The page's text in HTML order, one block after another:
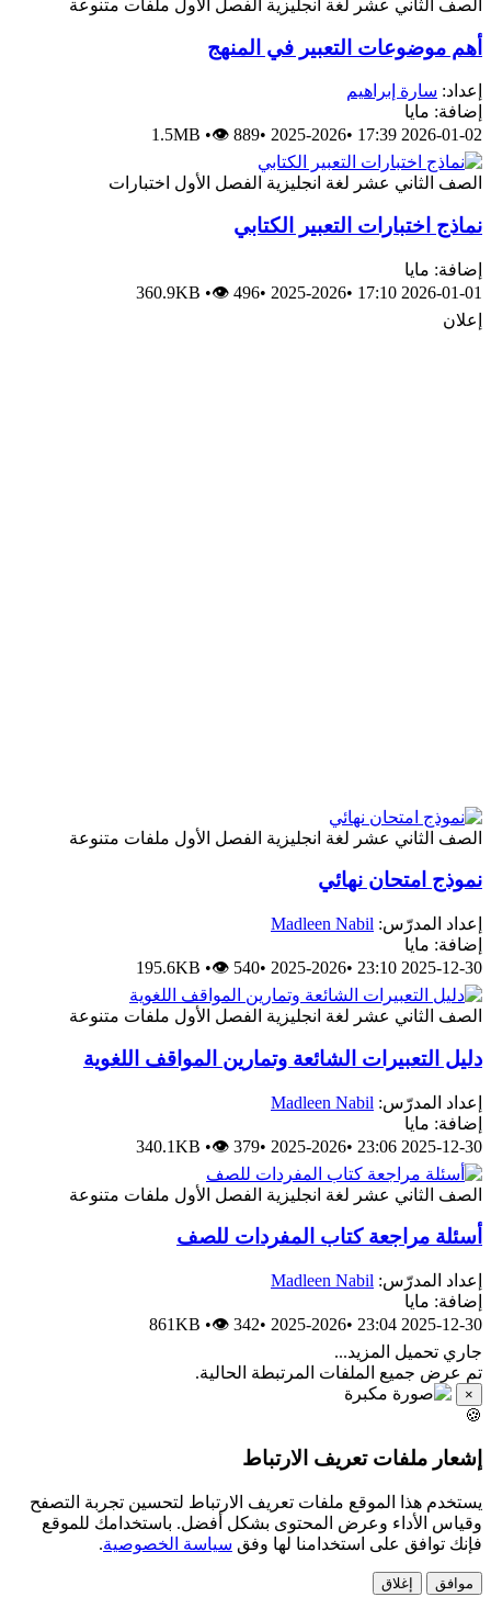
الصف الثاني عشر لغة انجليزية الفصل الأول ملفات متنوعة
أهم موضوعات التعبير في المنهج
إعداد: سارة إبراهيم
إضافة: مايا
2026-01-02 17:39
•
2025-2026
•
1.5MB •👁 889
الصف الثاني عشر لغة انجليزية الفصل الأول اختبارات
نماذج اختبارات التعبير الكتابي
إضافة: مايا
2026-01-01 17:10
•
2025-2026
•
360.9KB •👁 496
إعلان
الصف الثاني عشر لغة انجليزية الفصل الأول ملفات متنوعة
نموذج امتحان نهائي
إعداد المدرّس: Madleen Nabil
إضافة: مايا
2025-12-30 23:10
•
2025-2026
•
195.6KB •👁 540
الصف الثاني عشر لغة انجليزية الفصل الأول ملفات متنوعة
دليل التعبيرات الشائعة وتمارين المواقف اللغوية
إعداد المدرّس: Madleen Nabil
إضافة: مايا
2025-12-30 23:06
•
2025-2026
•
340.1KB •👁 379
الصف الثاني عشر لغة انجليزية الفصل الأول ملفات متنوعة
أسئلة مراجعة كتاب المفردات للصف
إعداد المدرّس: Madleen Nabil
إضافة: مايا
2025-12-30 23:04
•
2025-2026
•
861KB •👁 342
جاري تحميل المزيد...
تم عرض جميع الملفات المرتبطة الحالية.
×
🍪
إشعار ملفات تعريف الارتباط
يستخدم هذا الموقع ملفات تعريف الارتباط لتحسين تجربة التصفح
وقياس الأداء وعرض المحتوى بشكل أفضل. باستخدامك للموقع
فإنك توافق على استخدامنا لها وفق سياسة الخصوصية.
موافق إغلاق